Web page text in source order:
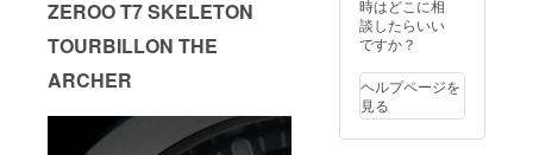
ZEROO T7 SKELETON
TOURBILLON THE
ARCHER
時はどこに相
談したらいい
ですか？
ヘルプページを
見る